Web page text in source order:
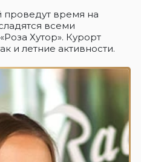
проведут время на
всеми
Хутор». Курорт
и летние активности.